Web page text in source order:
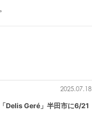
2025.07.18
Delis Geré」半田市に6/21